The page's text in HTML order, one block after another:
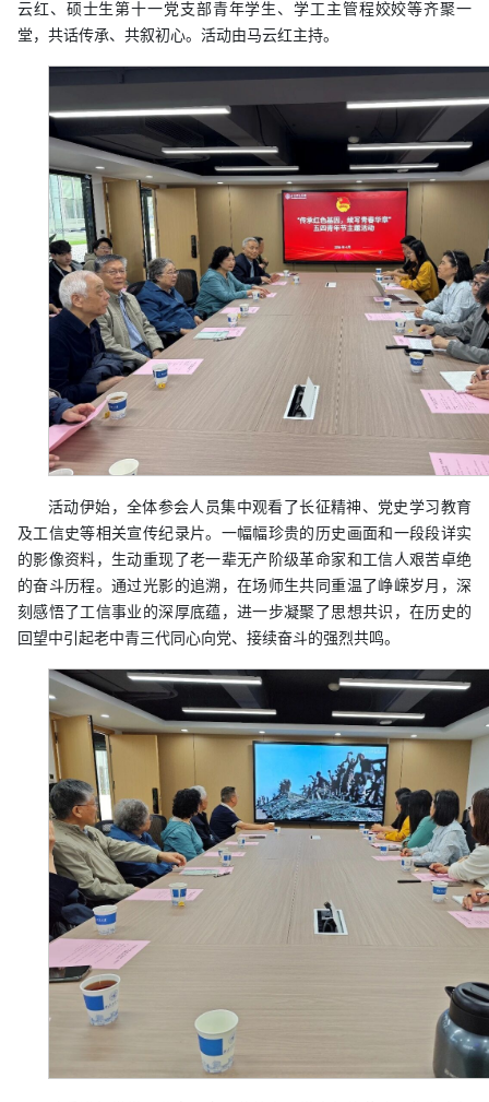
云红、硕士生第十一党支部青年学生、学工主管程姣姣等齐聚一
堂，共话传承、共叙初心。活动由马云红主持。
活动伊始，全体参会人员集中观看了长征精神、党史学习教育
及工信史等相关宣传纪录片。一幅幅珍贵的历史画面和一段段详实
的影像资料，生动重现了老一辈无产阶级革命家和工信人艰苦卓绝
的奋斗历程。通过光影的追溯，在场师生共同重温了峥嵘岁月，深
刻感悟了工信事业的深厚底蕴，进一步凝聚了思想共识，在历史的
回望中引起老中青三代同心向党、接续奋斗的强烈共鸣。